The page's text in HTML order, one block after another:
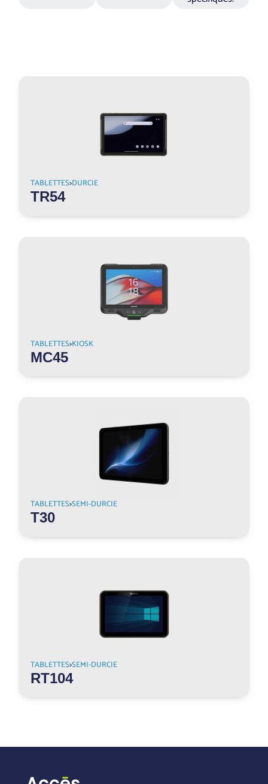
TABLETTES>DURCIE
TR54
TABLETTES>KIOSK
MC45
TABLETTES>SEMI-DURCIE
T30
TABLETTES>SEMI-DURCIE
RT104